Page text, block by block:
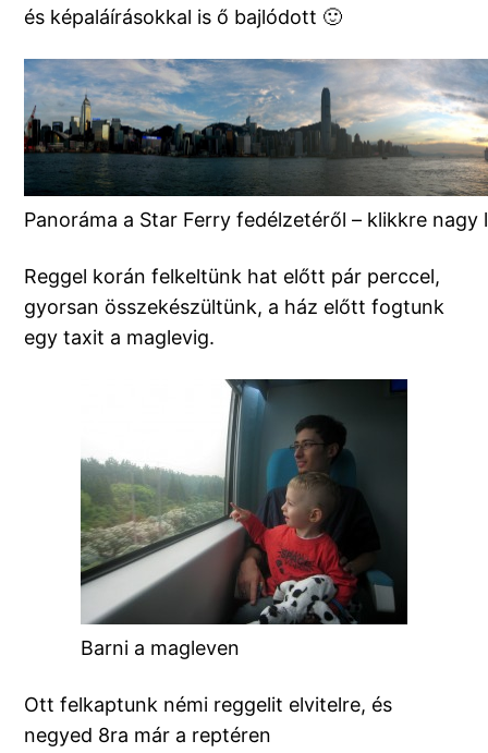
és képaláírásokkal is ő bajlódott 🙂
Panoráma a Star Ferry fedélzetéről – klikkre nagy
Reggel korán felkeltünk hat előtt pár perccel,
gyorsan összekészültünk, a ház előtt fogtunk
egy taxit a maglevig.
Barni a magleven
Ott felkaptunk némi reggelit elvitelre, és
negyed 8ra már a reptéren